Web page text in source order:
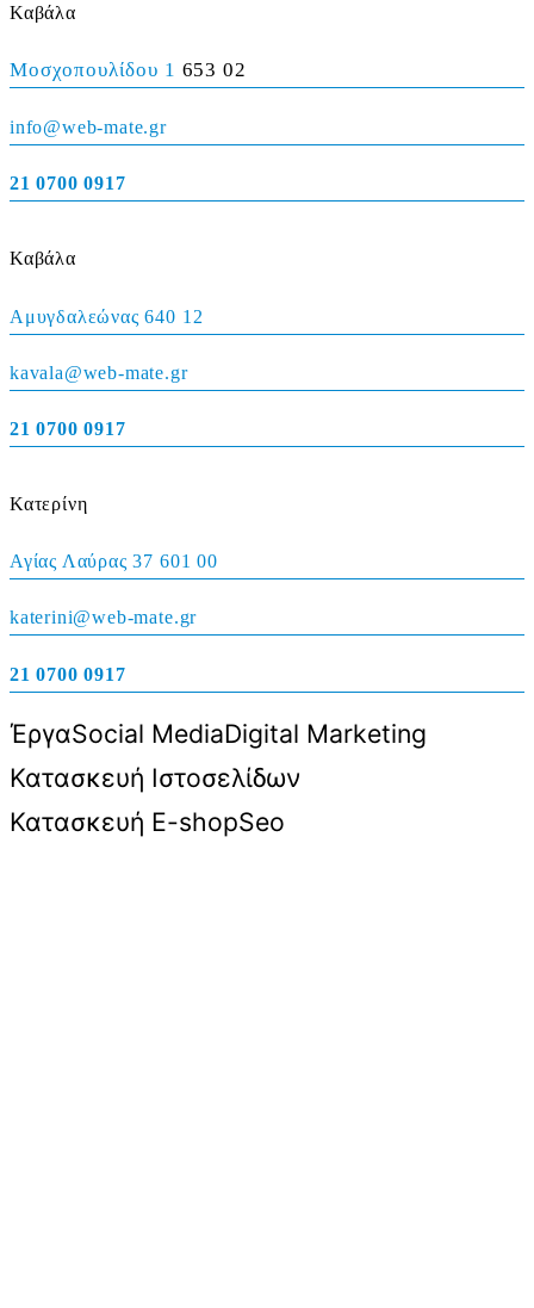
Καβάλα
Μοσχοπουλίδου 1 653 02
info@web-mate.gr
21 0700 0917
Καβάλα
Αμυγδαλεώνας 640 12
kavala@web-mate.gr
21 0700 0917
Κατερίνη
Αγίας Λαύρας 37 601 00
katerini@web-mate.gr
21 0700 0917
ΈργαSocial MediaDigital Marketing
Κατασκευή Ιστοσελίδων
Κατασκευή E-shopSeo